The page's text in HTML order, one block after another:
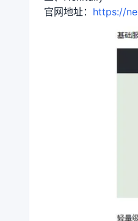
官网地址： https://